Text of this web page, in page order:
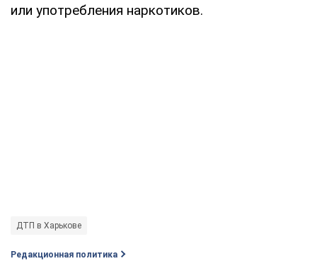
или употребления наркотиков.
ДТП в Харькове
Редакционная политика